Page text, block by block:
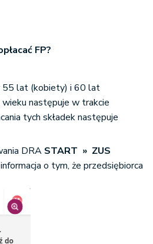
FP?
55 lat (kobiety) i 60 lat
następuje w trakcie
tych składek następuje
DRA START » ZUS
o tym, że przedsiębiorca